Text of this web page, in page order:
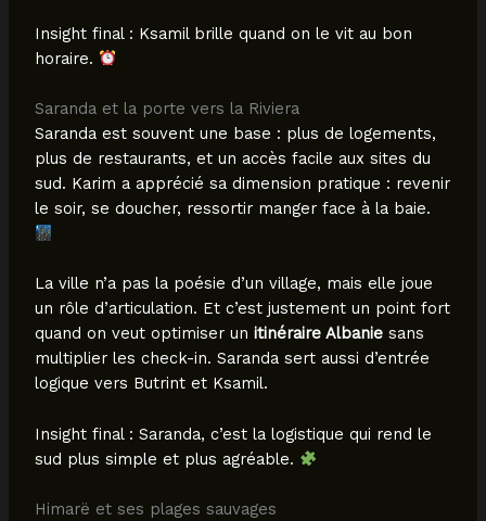
Insight final : Ksamil brille quand on le vit au bon
horaire.
Saranda et la porte vers la Riviera
Saranda est souvent une base : plus de logements,
plus de restaurants, et un accès facile aux sites du
sud. Karim a apprécié sa dimension pratique : revenir
le soir, se doucher, ressortir manger face à la baie.
La ville n’a pas la poésie d’un village, mais elle joue
un rôle d’articulation. Et c’est justement un point fort
quand on veut optimiser un itinéraire Albaniesans
multiplier les check-in. Saranda sert aussi d’entrée
logique vers Butrint et Ksamil.
Insight final : Saranda, c’est la logistique qui rend le
sud plus simple et plus agréable.
Himarë et ses plages sauvages